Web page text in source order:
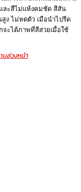
ละสีไม่แห้งคมชัด สีสัน
ง ไม่หดตัว เมือนำไปรีด
จะได้ภาพที่สีสวยเมื่อใช้
บล่วงหน้า